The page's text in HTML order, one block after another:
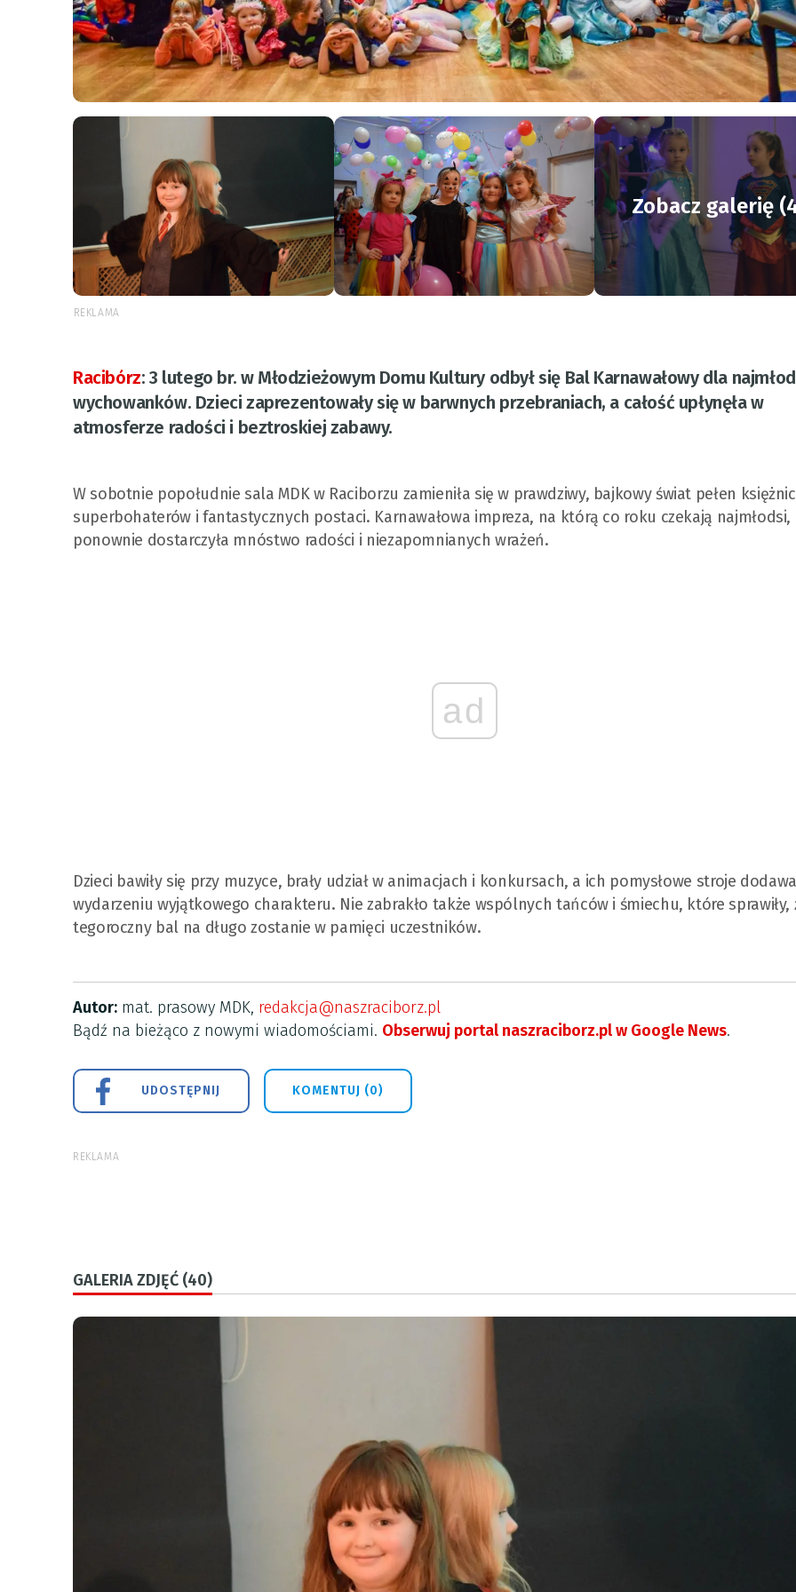
Zobacz galerię
REKLAMA
Racibórz:3 lutego br. w Młodzieżowym Domu Kultury odbył się Bal Karnawałowy dla
wychowanków. Dzieci zaprezentowały się w barwnych przebraniach, a całość upłynęła w
atmosferze radości i beztroskiej zabawy.
W sobotnie popołudnie sala MDK w Raciborzu zamieniła się w prawdziwy, bajkowy świat pełen
superbohaterów i fantastycznych postaci. Karnawałowa impreza, na którą co roku czekają najmłodsi,
ponownie dostarczyła mnóstwo radości i niezapomnianych wrażeń.
ad
Dzieci bawiły się przy muzyce, brały udział w animacjach i konkursach, a ich pomysłowe stroje
wydarzeniu wyjątkowego charakteru. Nie zabrakło także wspólnych tańców i śmiechu, które sprawiły,
tegoroczny bal na długo zostanie w pamięci uczestników.
Autor: mat. prasowy MDK, redakcja@naszraciborz.pl
Bądź na bieżąco z nowymi wiadomościami. Obserwuj portal naszraciborz.pl w Google News.
UDOSTĘPNIJ KOMENTUJ (0)
REKLAMA
GALERIA ZDJĘĆ (40)